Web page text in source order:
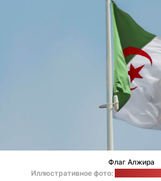
Флаг Алжира
Иллюстративное фото: